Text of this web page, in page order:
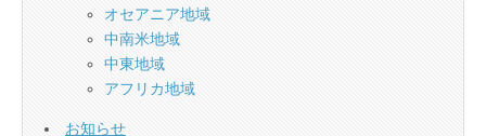
オセアニア地域
中南米地域
中東地域
アフリカ地域
お知らせ